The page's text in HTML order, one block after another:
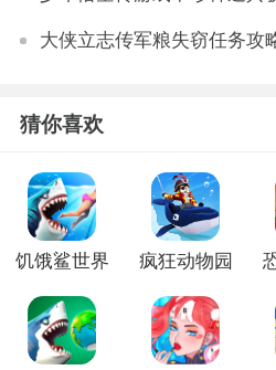
猜你喜欢
饥饿鲨世界
疯狂动物园